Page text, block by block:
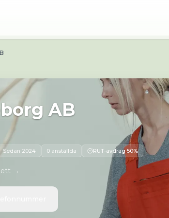
Sävedalen
AB
Sedan 2024 0 anställda RUT-avdrag 50%
ett →